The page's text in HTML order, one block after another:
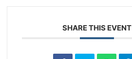
SHARE THIS EVENT